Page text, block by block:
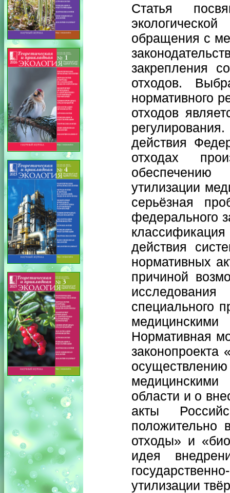
Статья
обращения с
закрепления
отходов.
нормативного
отходов
действия
отходах
обеспечению
утилизации
серьёзная
федерального
действия
нормативных
причиной
специального
Нормативная
законопроекта
области и о
акты
положительно
отходы» и
идея
утилизации